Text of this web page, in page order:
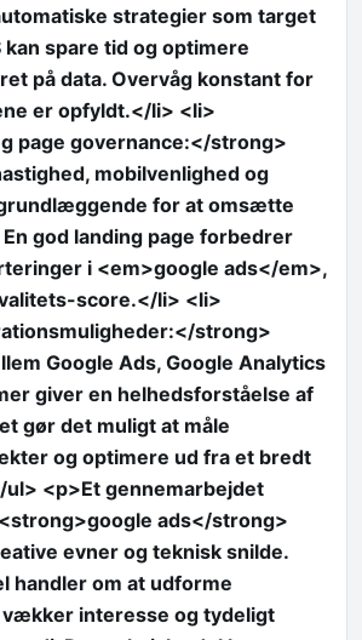
strategier som target
kan spare tid og optimere
på data. Overvåg konstant for
er opfyldt.</li> <li>
page governance:</strong>
mobilvenlighed og
for at omsætte
god landing page forbedrer
i <em>google ads</em>,
score.</li> <li>
strong>
Google Ads, Google Analytics
giver en helhedsforståelse af
gør det muligt at måle
og optimere ud fra et bredt
<p>Et gennemarbejdet
ads</strong>
evner og teknisk snilde.
handler om at udforme
vækker interesse og tydeligt